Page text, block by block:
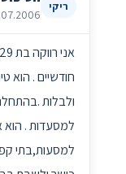
ריקי
• 03:03
חודשיים . הוא
ולבלות
למסעדות .
למסעות,בתי